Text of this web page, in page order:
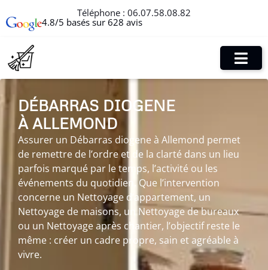
Téléphone : 06.07.58.08.82
4.8/5 basés sur 628 avis
DÉBARRAS DIOGENE
À ALLEMOND
Assurer un Débarras diogene à Allemond permet
de remettre de l’ordre et de la clarté dans un lieu
parfois marqué par le temps, l’activité ou les
événements du quotidien. Que l’intervention
concerne un Nettoyage d’appartement, un
Nettoyage de maisons, un Nettoyage de bureaux
ou un Nettoyage après chantier, l’objectif reste le
même : créer un cadre propre, sain et agréable à
vivre.